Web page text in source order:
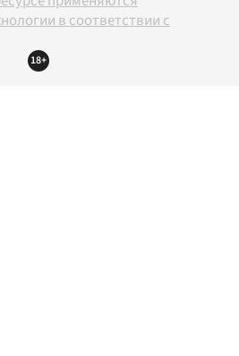
в соответствии с
18+